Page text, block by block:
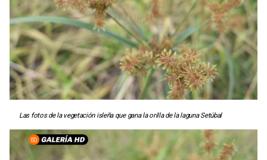
Las fotos de la vegetación isleña que gana la orilla de la laguna Setúbal